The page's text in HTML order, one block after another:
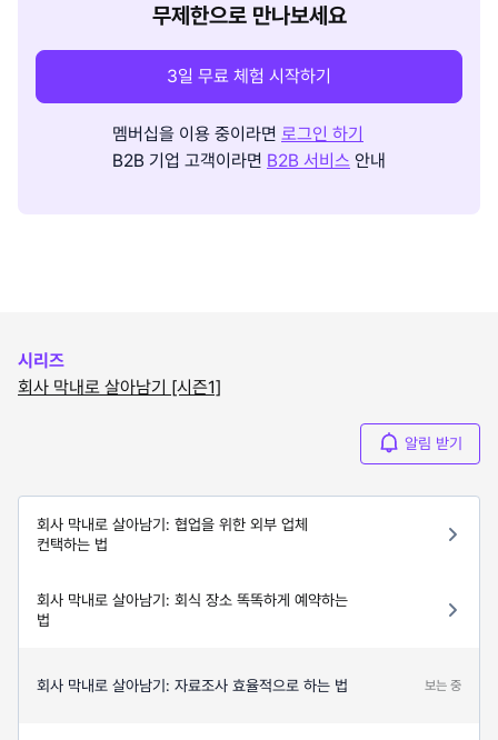
무제한으로 만나보세요
3일 무료 체험 시작하기
멤버십을 이용 중이라면 로그인 하기
B2B 기업 고객이라면 B2B 서비스 안내
시리즈
회사 막내로 살아남기 [시즌1]
알림 받기
회사 막내로 살아남기: 협업을 위한 외부 업체
컨택하는 법
회사 막내로 살아남기: 회식 장소 똑똑하게 예약하는
법
회사 막내로 살아남기: 자료조사 효율적으로 하는 법 보는 중